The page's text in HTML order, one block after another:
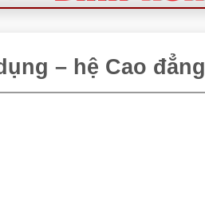
– hệ Cao đẳng